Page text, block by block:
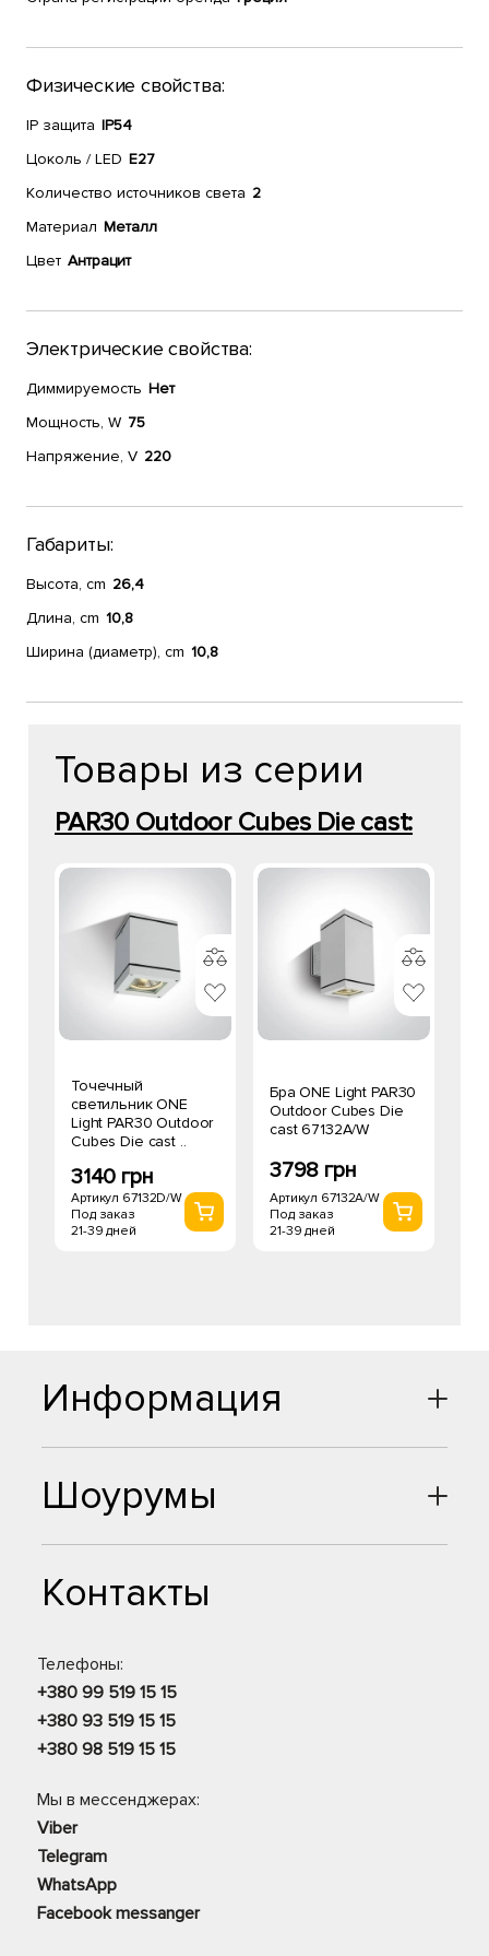
Физические свойства:
IP защита IP54
Цоколь / LED E27
Количество источников света 2
Материал Металл
Цвет Антрацит
Электрические свойства:
Диммируемость Нет
Мощность, W 75
Напряжение, V 220
Габариты:
Высота, cm 26,4
Длина, cm 10,8
Ширина (диаметр), cm 10,8
Товары из серии
PAR30 Outdoor Cubes Die cast:
Точечный
светильник ONE
Light PAR30 Outdoor
Cubes Die cast ..
3140 грн
Артикул 67132D/W
Под заказ
21-39 дней
Бра ONE Light PAR30
Outdoor Cubes Die
cast 67132A/W
3798 грн
Артикул 67132A/W
Под заказ
21-39 дней
Шоурумы
Контакты
Телефоны:
+380 99 519 15 15
+380 93 519 15 15
+380 98 519 15 15
Мы в мессенджерах:
Viber
Telegram
WhatsApp
Facebook messanger
Информация